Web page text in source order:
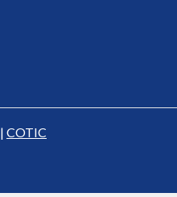
COTIC